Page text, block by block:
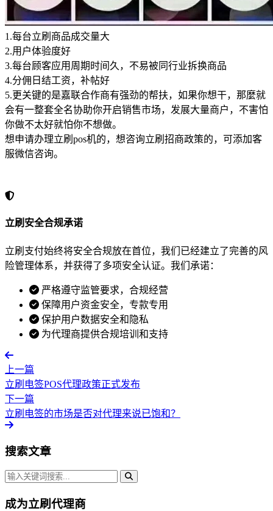
1.每台立刷商品成交量大
2.用户体验度好
3.每台顾客应用周期时间久，不易被同行业拆换商品
4.分佣日结工资，补帖好
5.更关键的是嘉联合作商有强劲的帮扶，如果你想干，那麼就
会有一整套全名协助你开启销售市场，发展大量商户，不害怕
你做不太好就怕你不想做。
想申请办理立刷pos机的，想咨询立刷招商政策的，可添加客
服微信咨询。
立刷安全合规承诺
立刷支付始终将安全合规放在首位，我们已经建立了完善的风
险管理体系，并获得了多项安全认证。我们承诺：
严格遵守监管要求，合规经营
保障用户资金安全，专款专用
保护用户数据安全和隐私
为代理商提供合规培训和支持
上一篇
立刷电签POS代理政策正式发布
下一篇
立刷电签的市场是否对代理来说已饱和？
搜索文章
成为立刷代理商